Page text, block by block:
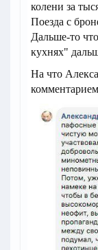
колени за
Поезда с
Дальше-то
кухнях"
На что